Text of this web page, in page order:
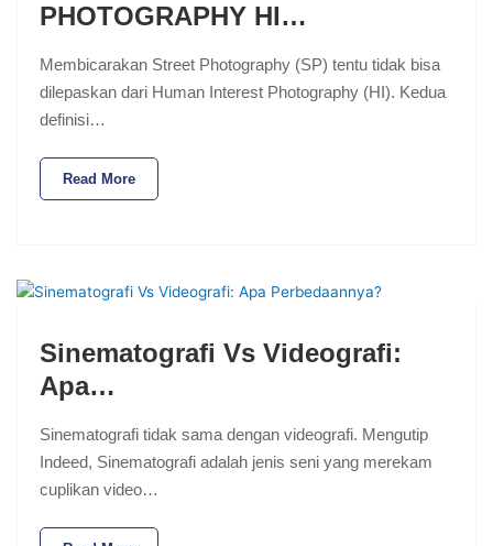
PHOTOGRAPHY HI…
Membicarakan Street Photography (SP) tentu tidak bisa
dilepaskan dari Human Interest Photography (HI). Kedua
definisi…
Read More
Sinematografi Vs Videografi:
Apa…
Sinematografi tidak sama dengan videografi. Mengutip
Indeed, Sinematografi adalah jenis seni yang merekam
cuplikan video…